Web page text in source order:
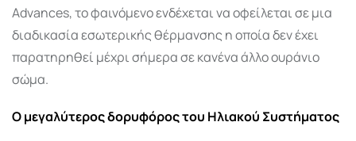
Advances, το φαινόμενο ενδέχεται να οφείλεται σε μια
διαδικασία εσωτερικής θέρμανσης η οποία δεν έχει
παρατηρηθεί μέχρι σήμερα σε κανένα άλλο ουράνιο
σώμα.
Ο μεγαλύτερος δορυφόρος του Ηλιακού Συστήματος